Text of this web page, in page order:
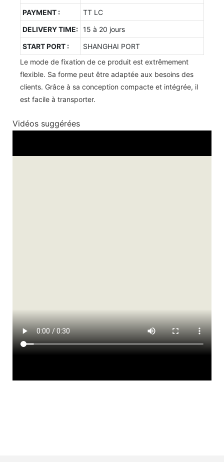
PAYMENT :
TT LC
DELIVERY TIME: 15 à 20 jours
START PORT :
SHANGHAI PORT
Le mode de fixation de ce produit est extrêmement
flexible. Sa forme peut être adaptée aux besoins des
clients. Grâce à sa conception compacte et intégrée, il
est facile à transporter.
Vidéos suggérées